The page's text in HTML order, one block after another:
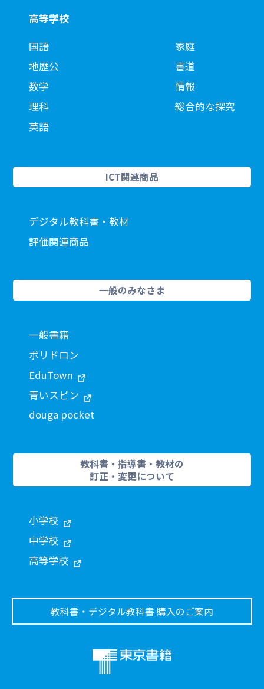
高等学校
国語
地歴公
数学
理科
英語
家庭
書道
情報
総合的な探究
ICT関連商品
デジタル教科書・教材
評価関連商品
一般のみなさま
一般書籍
ポリドロン
EduTown
青いスピン
douga pocket
教科書・指導書・教材の
訂正・変更について
小学校
中学校
高等学校
教科書・デジタル教科書 購入のご案内